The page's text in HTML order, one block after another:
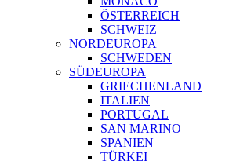
ÖSTERREICH
SCHWEIZ
NORDEUROPA
SCHWEDEN
SÜDEUROPA
GRIECHENLAND
ITALIEN
PORTUGAL
SAN MARINO
SPANIEN
TÜRKEI